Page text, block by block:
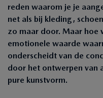
reden waarom je je
net als bij kleding,
zo maar door. Maar hoe
emotionele waarde
onderscheidt van de
door het ontwerpen van
pure kunstvorm.